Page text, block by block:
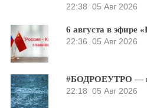
22:38 05 Авг 2026
6 августа в эфире
22:36 05 Авг 2026
#БОДРОЕУТРО —
22:18 05 Авг 2026